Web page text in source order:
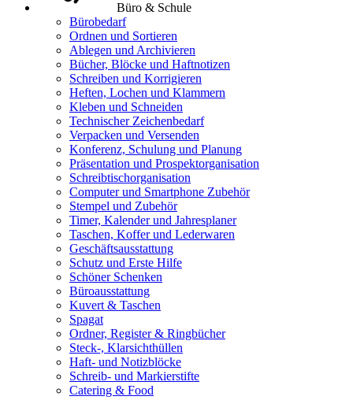
Büro & Schule
Bürobedarf
Ordnen und Sortieren
Ablegen und Archivieren
Bücher, Blöcke und Haftnotizen
Schreiben und Korrigieren
Heften, Lochen und Klammern
Kleben und Schneiden
Technischer Zeichenbedarf
Verpacken und Versenden
Konferenz, Schulung und Planung
Präsentation und Prospektorganisation
Schreibtischorganisation
Computer und Smartphone Zubehör
Stempel und Zubehör
Timer, Kalender und Jahresplaner
Taschen, Koffer und Lederwaren
Geschäftsausstattung
Schutz und Erste Hilfe
Schöner Schenken
Büroausstattung
Kuvert & Taschen
Spagat
Ordner, Register & Ringbücher
Steck-, Klarsichthüllen
Haft- und Notizblöcke
Schreib- und Markierstifte
Catering & Food